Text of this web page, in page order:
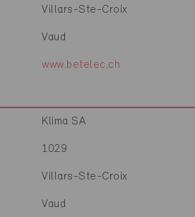
Villars-Ste-Croix
Vaud
www.betelec.ch
Klima SA
1029
Villars-Ste-Croix
Vaud